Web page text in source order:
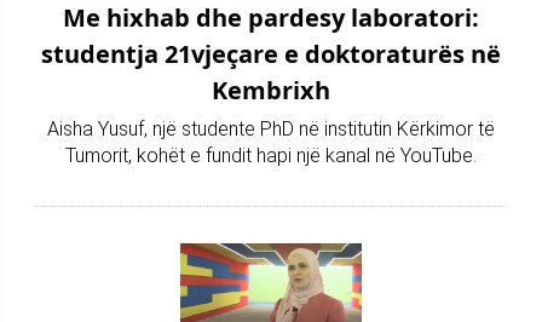
Me hixhab dhe pardesy laboratori:
studentja 21vjeçare e doktoraturës në
Kembrixh
Aisha Yusuf, një studente PhD në institutin Kërkimor të
Tumorit, kohët e fundit hapi një kanal në YouTube.